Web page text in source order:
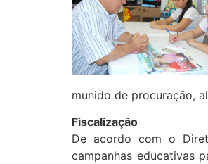
munido de procuração,
Fiscalização
De acordo com o
campanhas educativas